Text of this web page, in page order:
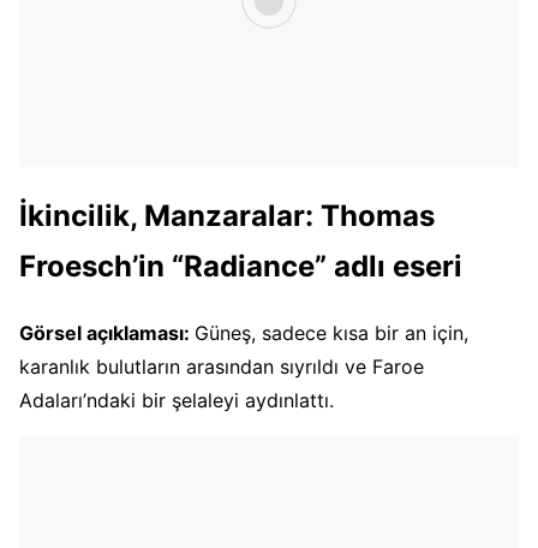
İkincilik, Manzaralar: Thomas
Froesch’in “Radiance” adlı eseri
Görsel açıklaması: Güneş, sadece kısa bir an için,
karanlık bulutların arasından sıyrıldı ve Faroe
Adaları’ndaki bir şelaleyi aydınlattı.